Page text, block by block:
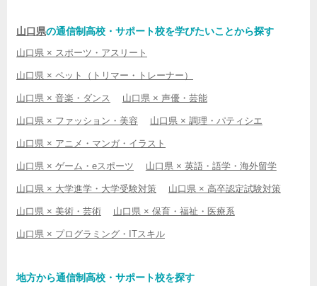
山口県の通信制高校・サポート校を学びたいことから探す
山口県 × スポーツ・アスリート
山口県 × ペット（トリマー・トレーナー）
山口県 × 音楽・ダンス 山口県 × 声優・芸能
山口県 × ファッション・美容 山口県 × 調理・パティシエ
山口県 × アニメ・マンガ・イラスト
山口県 × ゲーム・eスポーツ 山口県 × 英語・語学・海外留学
山口県 × 大学進学・大学受験対策 山口県 × 高卒認定試験対策
山口県 × 美術・芸術 山口県 × 保育・福祉・医療系
山口県 × プログラミング・ITスキル
地方から通信制高校・サポート校を探す